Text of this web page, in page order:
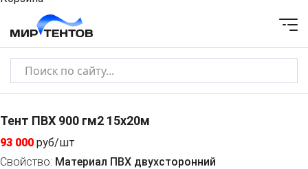
Тент ПВХ 900 гм2 15х20м
93 000 руб/шт
Свойство: Материал ПВХ двухсторонний